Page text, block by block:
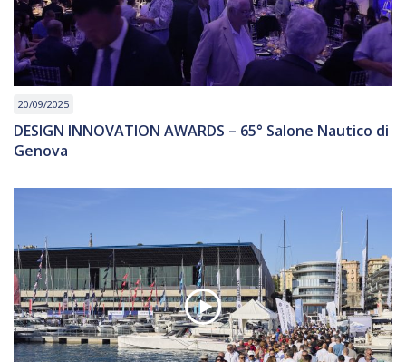
20/09/2025
DESIGN INNOVATION AWARDS – 65° Salone Nautico di
Genova